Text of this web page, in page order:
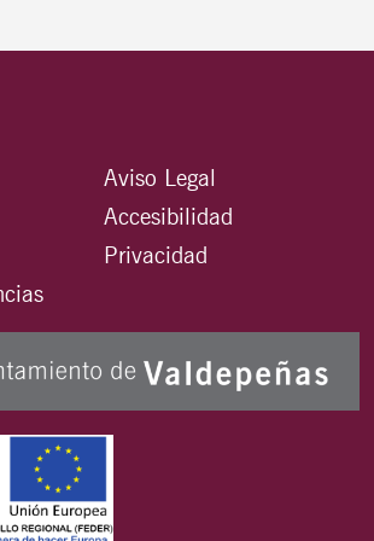
Aviso Legal
Accesibilidad
Privacidad